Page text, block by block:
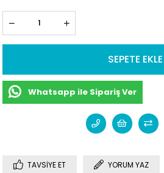
Whatsapp ile Sipariş Ver
TAVSIYE ET YORUM YAZ